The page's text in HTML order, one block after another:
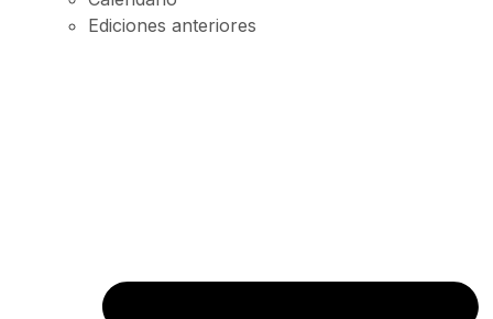
Ediciones anteriores